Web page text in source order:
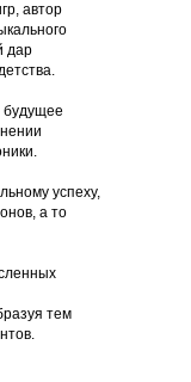
автор
дар
будущее
успеху,
а то
тем